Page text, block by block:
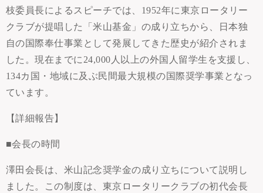
枝委員長によるスピーチでは、1952年に東京ロータリー
クラブが提唱した「米山基金」の成り立ちから、日本独
自の国際奉仕事業として発展してきた歴史が紹介されま
した。現在までに24,000人以上の外国人留学生を支援し、
134カ国・地域に及ぶ民間最大規模の国際奨学事業となっ
ています。
【詳細報告】
■会長の時間
澤田会長は、米山記念奨学金の成り立ちについて説明し
ました。この制度は、東京ロータリークラブの初代会長